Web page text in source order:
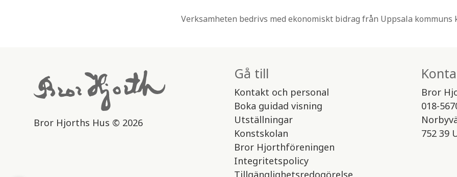
Verksamheten bedrivs med ekonomiskt bidrag från Uppsala
Bror Hjorths Hus © 2026
Gå till
Kontakt och personal
Boka guidad visning
Utställningar
Konstskolan
Bror Hjorthföreningen
Integritetspolicy
Tillgänglighetsredogörelse
Bror
018-
752 39